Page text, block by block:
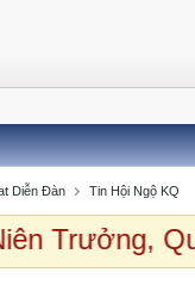
Diễn Đàn Tin Hội Ngộ KQ
Trưởng,